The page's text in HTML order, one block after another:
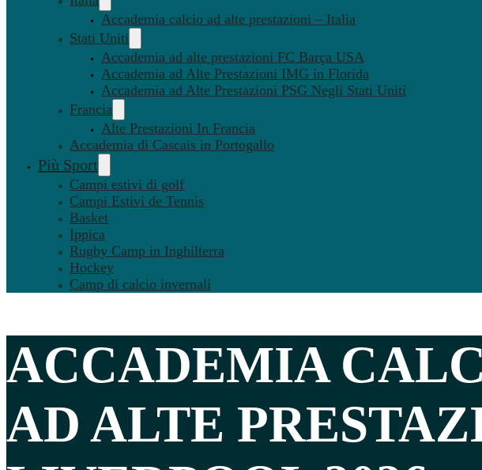
Accademia calcio ad alte prestazioni – Italia
Stati Uniti
Accademia ad alte prestazioni FC Barça USA
Accademia ad Alte Prestazioni IMG in Florida
Accademia ad Alte Prestazioni PSG Negli Stati Uniti
Francia
Alte Prestazioni In Francia
Accademia di Cascais in Portogallo
Più Sport
Campi estivi di golf
Campi Estivi de Tennis
Basket
Ippica
Rugby Camp in Inghilterra
Hockey
Camp di calcio invernali
ACCADEMIA
AD ALTE